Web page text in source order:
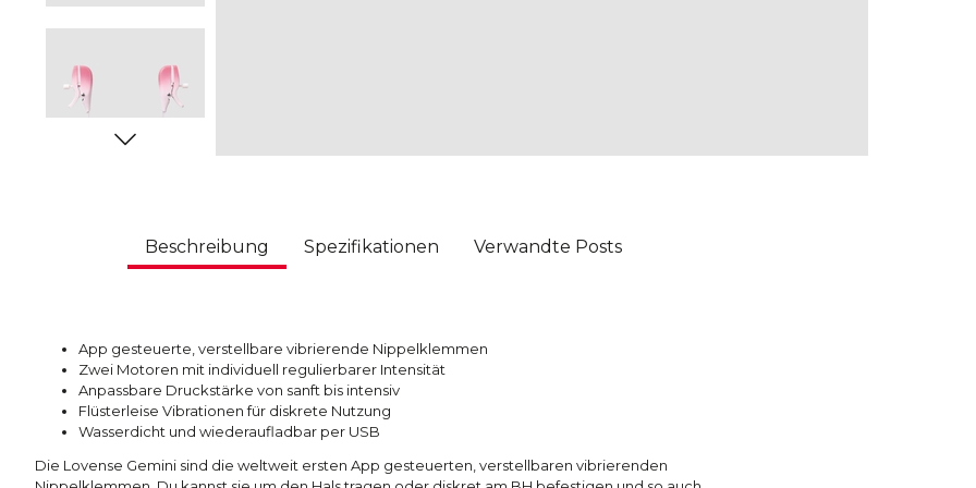
Beschreibung Spezifikationen Verwandte Posts
App gesteuerte, verstellbare vibrierende Nippelklemmen
Zwei Motoren mit individuell regulierbarer Intensität
Anpassbare Druckstärke von sanft bis intensiv
Flüsterleise Vibrationen für diskrete Nutzung
Wasserdicht und wiederaufladbar per USB
Die Lovense Gemini sind die weltweit ersten App gesteuerten, verstellbaren vibrierenden